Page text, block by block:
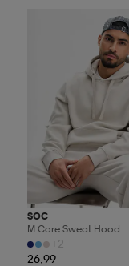
Valitse 2, maksa 44,99€
SOC
M Core Sweat Hood
+2
26,99